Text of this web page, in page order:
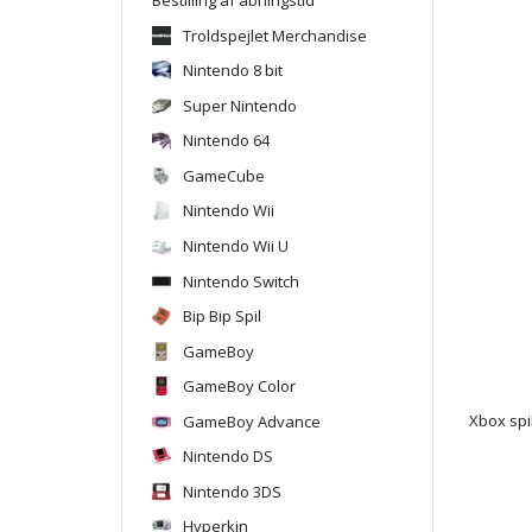
Troldspejlet Merchandise
Nintendo 8 bit
Super Nintendo
Nintendo 64
GameCube
Nintendo Wii
Nintendo Wii U
Nintendo Switch
Bip Bip Spil
GameBoy
GameBoy Color
GameBoy Advance
Nintendo DS
Nintendo 3DS
Hyperkin
Xbox